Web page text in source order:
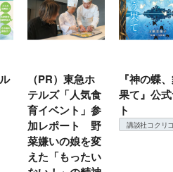
（PR）東急ホ
テルズ「人気食
育イベント」参
加レポート 野
菜嫌いの娘を変
えた「もったい
『神の蝶
果て』公
ト
講談社コクリコ